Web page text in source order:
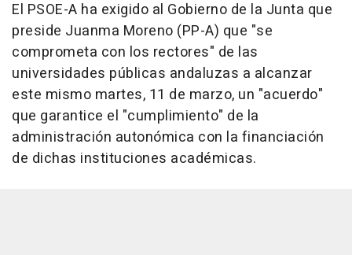
El PSOE-A ha exigido al Gobierno de la Junta que
preside Juanma Moreno (PP-A) que "se
comprometa con los rectores" de las
universidades públicas andaluzas a alcanzar
este mismo martes, 11 de marzo, un "acuerdo"
que garantice el "cumplimiento" de la
administración autonómica con la financiación
de dichas instituciones académicas.